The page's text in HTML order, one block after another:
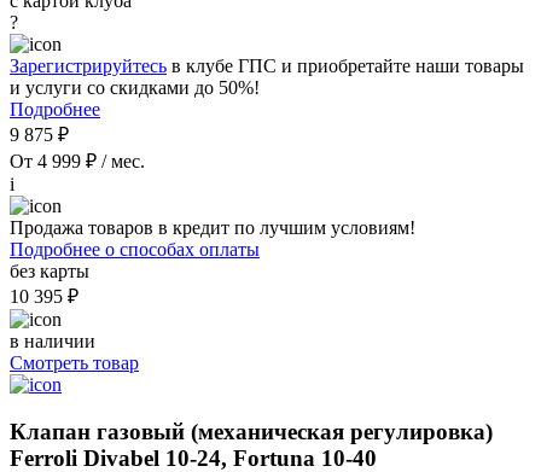
?
Зарегистрируйтесь в клубе ГПС и приобретайте наши товары
и услуги со скидками до 50%!
Подробнее
9 875 ₽
От 4 999 ₽ / мес.
i
Продажа товаров в кредит по лучшим условиям!
Подробнее о способах оплаты
без карты
10 395 ₽
в наличии
Смотреть товар
Клапан газовый (механическая регулировка)
Ferroli Divabel 10-24, Fortuna 10-40